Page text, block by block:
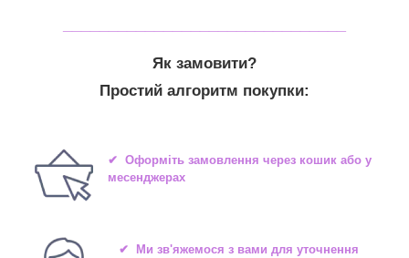
Як замовити?
Простий алгоритм покупки:
✔ Оформіть замовлення через кошик або у
месенджерах
✔ Ми зв'яжемося з вами для уточнення